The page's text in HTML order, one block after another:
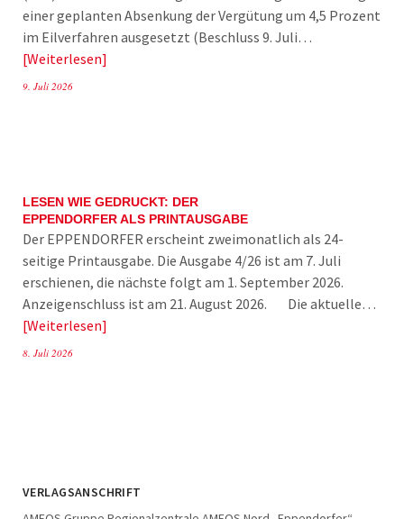
einer geplanten Absenkung der Vergütung um 4,5 Prozent
im Eilverfahren ausgesetzt (Beschluss 9. Juli…
Weiterlesen
9. Juli 2026
LESEN WIE GEDRUCKT: DER
EPPENDORFER ALS PRINTAUSGABE
Der EPPENDORFER erscheint zweimonatlich als 24-
seitige Printausgabe. Die Ausgabe 4/26 ist am 7. Juli
erschienen, die nächste folgt am 1. September 2026.
Anzeigenschluss ist am 21. August 2026. Die aktuelle…
Weiterlesen
8. Juli 2026
VERLAGSANSCHRIFT